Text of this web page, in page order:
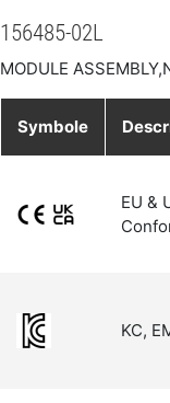
156485-02L
MODULE
Symbole
EU &
KC,